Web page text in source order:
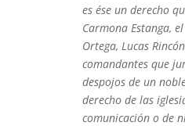
es ése un derecho
Carmona Estanga,
Ortega, Lucas
comandantes que
despojos de un
derecho de las
comunicación o de